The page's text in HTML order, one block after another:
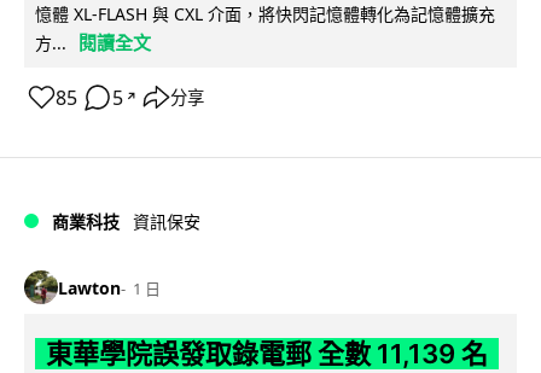
憶體 XL-FLASH 與 CXL 介面，將快閃記憶體轉化為記憶體擴充
方...
閱讀全文
85 5 ↗ 分享
商業科技 資訊保安
Lawton 1 日
東華學院誤發取錄電郵 全數 11,139 名